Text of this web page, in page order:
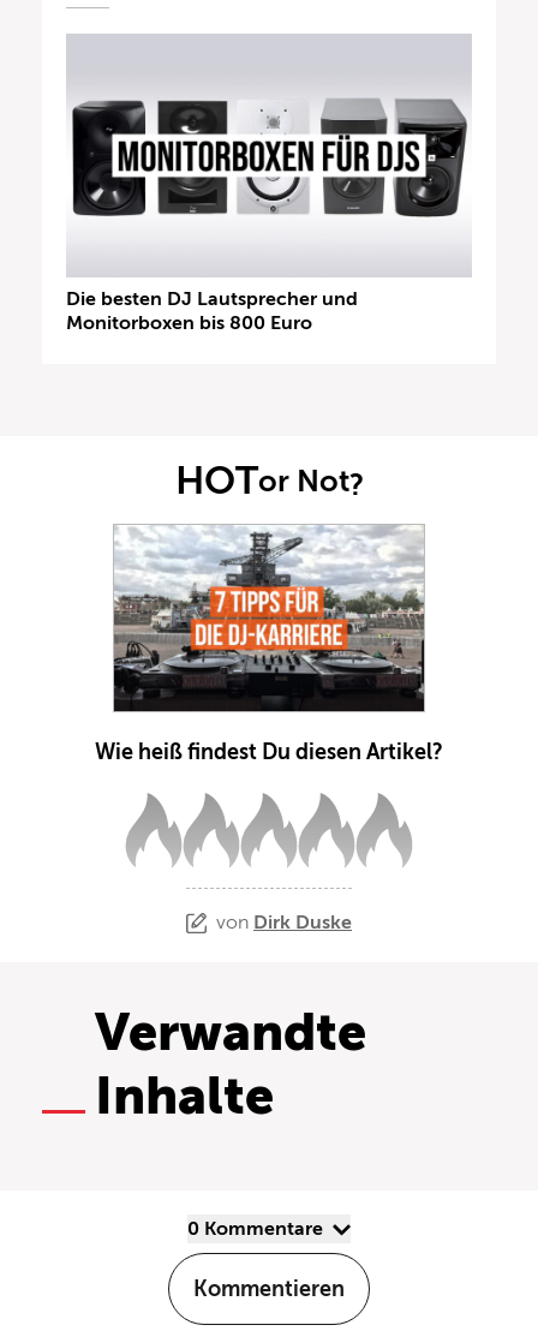
Die besten DJ Lautsprecher und
Monitorboxen bis 800 Euro
HOTor Not?
Wie heiß findest Du diesen Artikel?
von Dirk Duske
Verwandte
Inhalte
0 Kommentare
Kommentieren